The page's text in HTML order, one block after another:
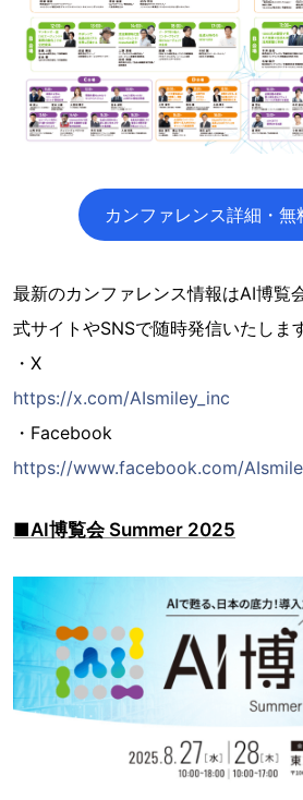
カンファレンス詳細・無
最新のカンファレンス情報はAI博
式サイトやSNSで随時発信いたします
・X
https://x.com/AIsmiley_inc
・Facebook
https://www.facebook.com/
■AI博覧会 Summer 2025